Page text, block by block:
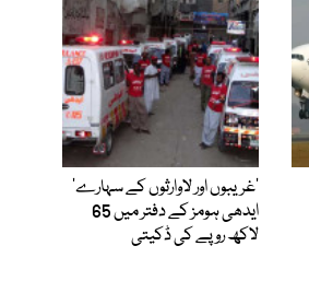
’غریبوں اور لاوارثوں کے سہارے‘
ایدھی ہومز کے دفتر میں 65
لاکھ روپے کی ڈکیتی